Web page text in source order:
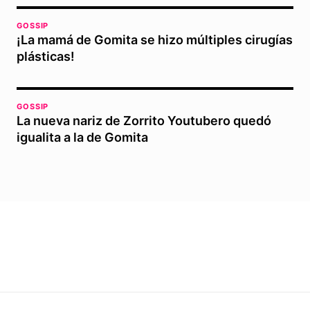
GOSSIP
¡La mamá de Gomita se hizo múltiples cirugías
plásticas!
GOSSIP
La nueva nariz de Zorrito Youtubero quedó
igualita a la de Gomita